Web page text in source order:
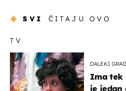
SVI ČITAJU OVO
TV
DALEKI GRAD
Ima tek
je jedan